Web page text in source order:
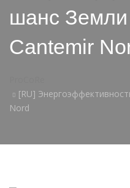
шанс Земли
Cantemir
[RU]
Nord